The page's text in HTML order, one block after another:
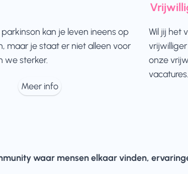
kan je leven ineens op
maar je staat er niet alleen voor
we sterker.
Meer info
Wil jij het
onze
vacatures.
waar mensen elkaar vinden,